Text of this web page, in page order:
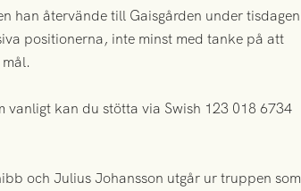
han återvände till Gaisgården under tisdagen
positionerna, inte minst med tanke på att
kan du stötta via Swish 123 018 6734
och Julius Johansson utgår ur truppen som